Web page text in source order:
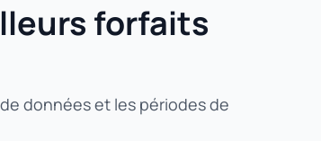
forfaits
données et les périodes de